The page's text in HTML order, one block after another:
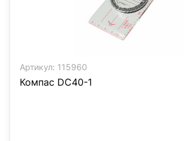
Артикул: 115960
Компас DC40-1